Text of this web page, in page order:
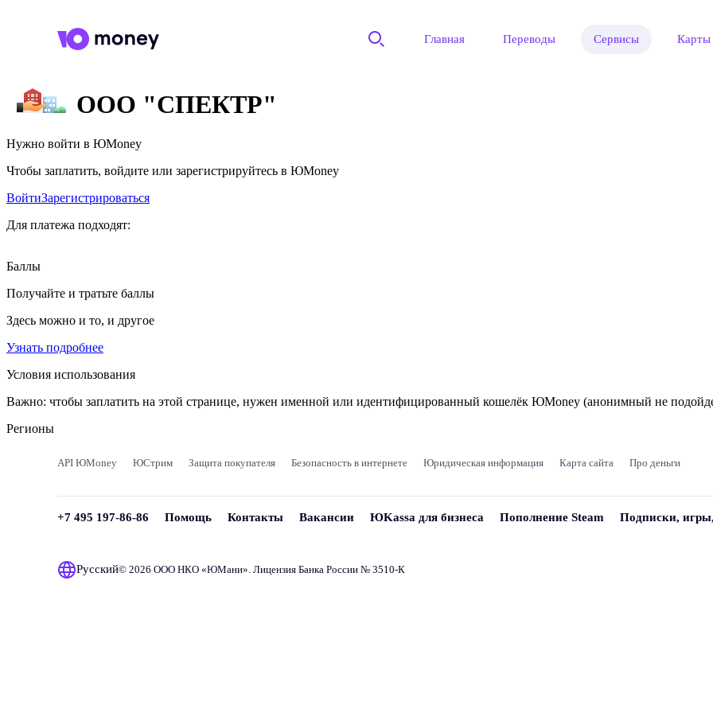
Главная Переводы Сервисы Карты
ООО "СПЕКТР"
Нужно войти в ЮMoney
Чтобы заплатить, войдите или зарегистрируйтесь в ЮMoney
ВойтиЗарегистрироваться
Для платежа подходят:
Баллы
Получайте и тратьте баллы
Здесь можно и то, и другое
Узнать подробнее
Условия использования
Важно: чтобы заплатить на этой странице, нужен именной или идентифицированный кошелёк ЮMoney (анонимный не
Регионы
API ЮMoney ЮСтрим Защита покупателя Безопасность в интернете Юридическая информация Карта сайта Про деньги
+7 495 197-86-86 Помощь Контакты Вакансии ЮKassa для бизнеса Пополнение Steam Подписки,
Русский© 2026 ООО НКО «ЮМани». Лицензия Банка России № 3510‑К